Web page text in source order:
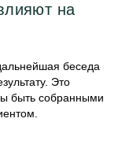
на
беседа
Это
быть собранными